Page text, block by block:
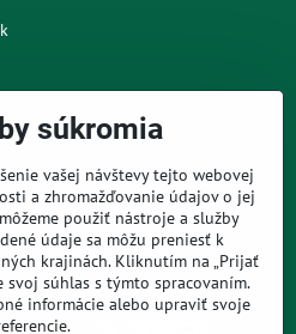
súkromia
vašej návštevy tejto webovej
a zhromažďovanie údajov o jej
použiť nástroje a služby
údaje sa môžu preniesť k
krajinách. Kliknutím na „Prijať
svoj súhlas s týmto spracovaním.
informácie alebo upraviť svoje